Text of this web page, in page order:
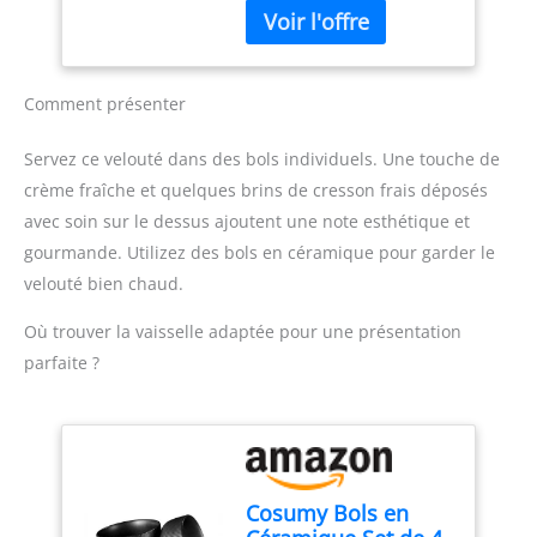
Accessoire polyvalent
inclus : Le mixeur est
livré avec un gobelet
ingrédients, simplifiant la
Contenu de la livraison :
Mixeur plongeant
ErgoMixx 600 W avec 2
cela en appuyant sur un
bouton PIED ANTI-
ECLABOUSSURES : Le
les dégâts, pour une
expérience plus propre
et plus agréable DESIGN
CONFORTABLE : Une
poignée ergonomique
expérience plus facile et
plus confortable, idéal
lames Zelkrom qui
garantissent des
performances durables
REPARABILITE 15 ANS AU
JUSTE PRIX : engagement
Comment présenter
Servez ce velouté dans des bols individuels. Une touche de
crème fraîche et quelques brins de cresson frais déposés
avec soin sur le dessus ajoutent une note esthétique et
gourmande. Utilizez des bols en céramique pour garder le
velouté bien chaud.
Où trouver la vaisselle adaptée pour une présentation
parfaite ?
Cosumy Bols en